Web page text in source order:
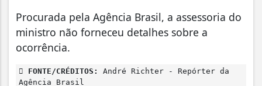
Procurada pela Agência Brasil, a assessoria do
ministro não forneceu detalhes sobre a
ocorrência.
FONTE/CRÉDITOS:
André Richter - Repórter da
Agência Brasil